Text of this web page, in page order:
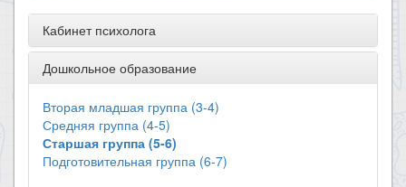
Кабинет психолога
Дошкольное образование
Вторая младшая группа (3-4)
Средняя группа (4-5)
Старшая группа (5-6)
Подготовительная группа (6-7)